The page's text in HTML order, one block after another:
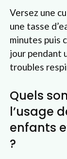
Versez une
une tasse
minutes puis
jour pendant
troubles
Quels
l’usage
enfants
?